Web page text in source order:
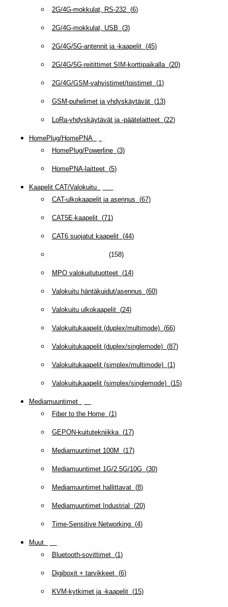
2G/4G-mokkulat, RS-232(6)
2G/4G-mokkulat, USB (3)
2G/4G/5G-antennit ja -kaapelit(45)
2G/4G/5G-reitittimet SIM-korttipaikalla(20)
2G/4G/GSM-vahvistimet/toistimet(1 )
GSM-puhelimet ja yhdyskäytävät(13)
LoRa-yhdyskäytävät ja -päätelaitteet(22)
HomePlug/HomePNA(
HomePlug/Powerline(3)
HomePNA-laitteet(5)
Kaapelit CAT/Valokuitu(
CAT-ulkokaapelit ja asennus (67)
CAT5E-kaapelit(71 )
CAT6 suojatut kaapelit(44)
(158)
MPO valokuitutuotteet(14)
Valokuitu häntäkuidut/asennus (60)
Valokuitu ulkokaapelit(24)
Valokuitukaapelit (duplex/multimode)(66)
Valokuitukaapelit (duplex/singlemode)(87)
Valokuitukaapelit (simplex/multimode)(1 )
Valokuitukaapelit (simplex/singlemode)(15)
Mediamuuntimet(
Fiber to the Home(1 )
GEPON-kuitutekniikka(17)
Mediamuuntimet 100M (17)
Mediamuuntimet 1G/2.5G/10G(30)
Mediamuuntimet hallittavat(8)
Mediamuuntimet Industrial (20)
Time-Sensitive Networking(4)
Muut(
Bluetooth-sovittimet(1 )
Digiboxit + tarvikkeet(6)
KVM-kytkimet ja -kaapelit(15)